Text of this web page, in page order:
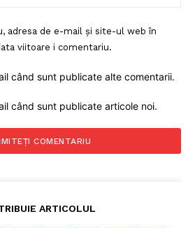
adresa de e-mail și site-ul web în
viitoare i comentariu.
când sunt publicate alte comentarii.
când sunt publicate articole noi.
ARTICOLUL